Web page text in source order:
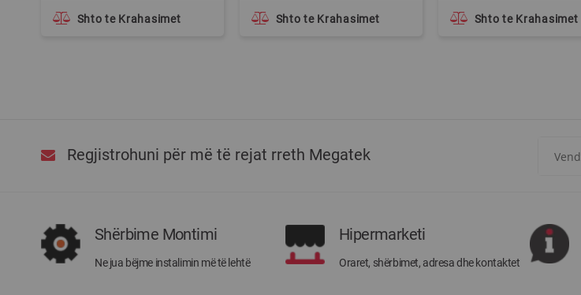
Shto te Krahasimet Shto te Krahasimet Shto te Krahasimet
Regjistrohuni për më të rejat rreth Megatek
rreth
Megatek:
Shërbime Montimi
Ne jua bëjme instalimin më të lehtë
Hipermarketi
Oraret, shërbimet, adresa dhe kontaktet